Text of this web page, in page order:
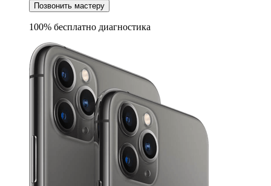
Позвонить мастеру
100% бесплатно диагностика